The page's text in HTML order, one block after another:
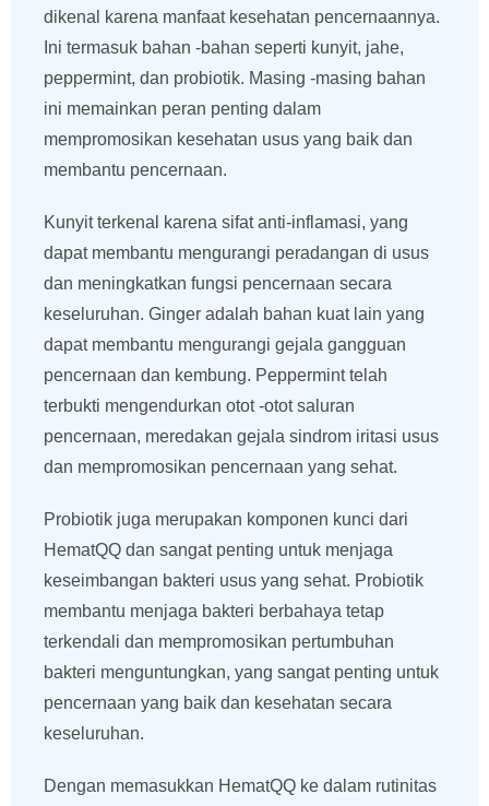
dikenal karena manfaat kesehatan pencernaannya.
Ini termasuk bahan -bahan seperti kunyit, jahe,
peppermint, dan probiotik. Masing -masing bahan
ini memainkan peran penting dalam
mempromosikan kesehatan usus yang baik dan
membantu pencernaan.
Kunyit terkenal karena sifat anti-inflamasi, yang
dapat membantu mengurangi peradangan di usus
dan meningkatkan fungsi pencernaan secara
keseluruhan. Ginger adalah bahan kuat lain yang
dapat membantu mengurangi gejala gangguan
pencernaan dan kembung. Peppermint telah
terbukti mengendurkan otot -otot saluran
pencernaan, meredakan gejala sindrom iritasi usus
dan mempromosikan pencernaan yang sehat.
Probiotik juga merupakan komponen kunci dari
HematQQ dan sangat penting untuk menjaga
keseimbangan bakteri usus yang sehat. Probiotik
membantu menjaga bakteri berbahaya tetap
terkendali dan mempromosikan pertumbuhan
bakteri menguntungkan, yang sangat penting untuk
pencernaan yang baik dan kesehatan secara
keseluruhan.
Dengan memasukkan HematQQ ke dalam rutinitas